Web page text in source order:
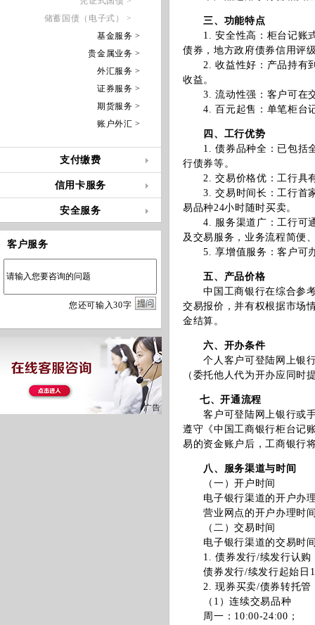
储蓄国债（电子式） >
基金服务 >
贵金属业务 >
外汇服务 >
证券服务 >
期货服务 >
账户外汇 >
支付缴费
信用卡服务
安全服务
客户服务
您还可输入30字
三、功能特点
1. 安全性高：柜台记账式
债券，地方政府债券信用评
2. 收益性好：产品持有到
收益。
3. 流动性强：客户可在交
4. 百元起售：单笔柜台记
四、工行优势
1. 债券品种全：已包括全
行债券等。
2. 交易价格优：工行具有
3. 交易时间长：工行首家
易品种24小时随时买卖。
4. 服务渠道广：工行可通
及交易服务，业务流程简便
5. 享增值服务：客户可办
五、产品价格
中国工商银行在综合参考
交易报价，并有权根据市场
金结算。
六、开办条件
个人客户可登陆网上银行
（委托他人代为开办应同时
七、开通流程
客户可登陆网上银行或手
遵守《中国工商银行柜台记
易的资金账户后，工商银行
八、服务渠道与时间
（一）开户时间
电子银行渠道的开户办理
营业网点的开户办理时间
（二）交易时间
电子银行渠道的交易时间
1. 债券发行/续发行认购
债券发行/续发行起始日
2. 现券买卖/债券转托管
（1）连续交易品种
周一：10:00-24:00；